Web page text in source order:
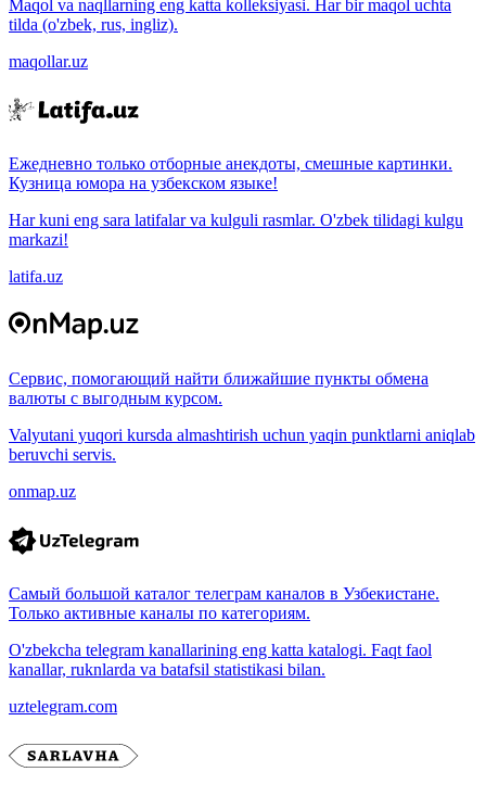
Maqol va naqllarning eng katta kolleksiyasi. Har bir maqol uchta
tilda (o'zbek, rus, ingliz).
maqollar.uz
Ежедневно только отборные анекдоты, смешные картинки.
Кузница юмора на узбекском языке!
Har kuni eng sara latifalar va kulguli rasmlar. O'zbek tilidagi kulgu
markazi!
latifa.uz
Сервис, помогающий найти ближайшие пункты обмена
валюты с выгодным курсом.
Valyutani yuqori kursda almashtirish uchun yaqin punktlarni aniqlab
beruvchi servis.
onmap.uz
Самый большой каталог телеграм каналов в Узбекистане.
Только активные каналы по категориям.
O'zbekcha telegram kanallarining eng katta katalogi. Faqt faol
kanallar, ruknlarda va batafsil statistikasi bilan.
uztelegram.com